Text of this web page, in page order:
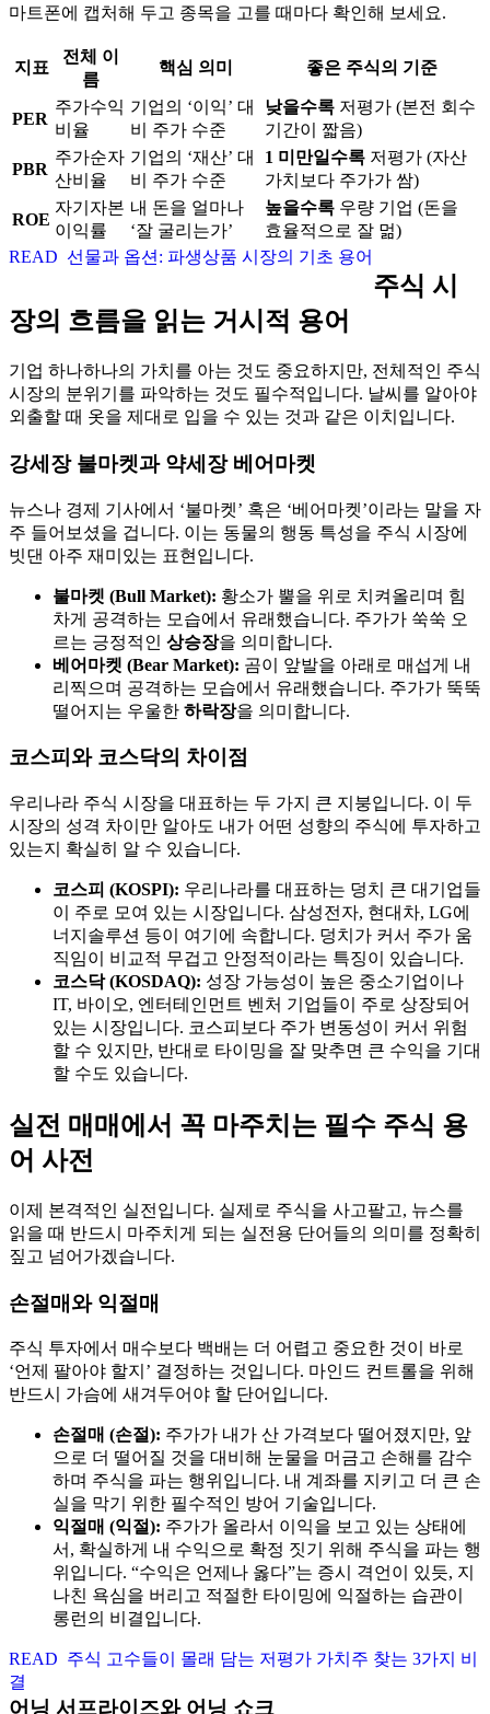
마트폰에 캡처해 두고 종목을 고를 때마다 확인해 보세요.
지표
전체 이
름
핵심 의미 좋은 주식의 기준
PER
주가수익
비율
기업의 ‘이익’ 대
비 주가 수준
낮을수록 저평가 (본전 회수
기간이 짧음)
PBR
주가순자
산비율
기업의 ‘재산’ 대
비 주가 수준
1 미만일수록 저평가 (자산
가치보다 주가가 쌈)
ROE
자기자본
이익률
내 돈을 얼마나
‘잘 굴리는가’
높을수록 우량 기업 (돈을
효율적으로 잘 멂)
READ 선물과 옵션: 파생상품 시장의 기초 용어
주식 시
장의 흐름을 읽는 거시적 용어
기업 하나하나의 가치를 아는 것도 중요하지만, 전체적인 주식
시장의 분위기를 파악하는 것도 필수적입니다. 날씨를 알아야
외출할 때 옷을 제대로 입을 수 있는 것과 같은 이치입니다.
강세장 불마켓과 약세장 베어마켓
뉴스나 경제 기사에서 ‘불마켓’ 혹은 ‘베어마켓’이라는 말을 자
주 들어보셨을 겁니다. 이는 동물의 행동 특성을 주식 시장에
빗댄 아주 재미있는 표현입니다.
불마켓 (Bull Market): 황소가 뿔을 위로 치켜올리며 힘
차게 공격하는 모습에서 유래했습니다. 주가가 쑥쑥 오
르는 긍정적인 상승장을 의미합니다.
베어마켓 (Bear Market): 곰이 앞발을 아래로 매섭게 내
리찍으며 공격하는 모습에서 유래했습니다. 주가가 뚝뚝
떨어지는 우울한 하락장을 의미합니다.
코스피와 코스닥의 차이점
우리나라 주식 시장을 대표하는 두 가지 큰 지붕입니다. 이 두
시장의 성격 차이만 알아도 내가 어떤 성향의 주식에 투자하고
있는지 확실히 알 수 있습니다.
코스피 (KOSPI): 우리나라를 대표하는 덩치 큰 대기업들
이 주로 모여 있는 시장입니다. 삼성전자, 현대차, LG에
너지솔루션 등이 여기에 속합니다. 덩치가 커서 주가 움
직임이 비교적 무겁고 안정적이라는 특징이 있습니다.
코스닥 (KOSDAQ): 성장 가능성이 높은 중소기업이나
IT, 바이오, 엔터테인먼트 벤처 기업들이 주로 상장되어
있는 시장입니다. 코스피보다 주가 변동성이 커서 위험
할 수 있지만, 반대로 타이밍을 잘 맞추면 큰 수익을 기대
할 수도 있습니다.
실전 매매에서 꼭 마주치는 필수 주식 용
어 사전
이제 본격적인 실전입니다. 실제로 주식을 사고팔고, 뉴스를
읽을 때 반드시 마주치게 되는 실전용 단어들의 의미를 정확히
짚고 넘어가겠습니다.
손절매와 익절매
주식 투자에서 매수보다 백배는 더 어렵고 중요한 것이 바로
‘언제 팔아야 할지’ 결정하는 것입니다. 마인드 컨트롤을 위해
반드시 가슴에 새겨두어야 할 단어입니다.
손절매 (손절): 주가가 내가 산 가격보다 떨어졌지만, 앞
으로 더 떨어질 것을 대비해 눈물을 머금고 손해를 감수
하며 주식을 파는 행위입니다. 내 계좌를 지키고 더 큰 손
실을 막기 위한 필수적인 방어 기술입니다.
익절매 (익절): 주가가 올라서 이익을 보고 있는 상태에
서, 확실하게 내 수익으로 확정 짓기 위해 주식을 파는 행
위입니다. “수익은 언제나 옳다”는 증시 격언이 있듯, 지
나친 욕심을 버리고 적절한 타이밍에 익절하는 습관이
롱런의 비결입니다.
READ 주식 고수들이 몰래 담는 저평가 가치주 찾는 3가지 비
결
어닝 서프라이즈와 어닝 쇼크